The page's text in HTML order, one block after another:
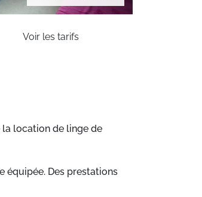
Voir les tarifs
location de linge de
équipée. Des prestations